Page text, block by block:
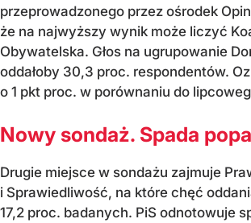
przeprowadzonego przez ośrodek
że na najwyższy wynik może liczyć
Obywatelska. Głos na ugrupowanie
oddałoby 30,3 proc. respondentów.
o 1 pkt proc. w porównaniu do
Nowy sondaż. Spada
Drugie miejsce w sondażu zajmuje
i Sprawiedliwość, na które chęć
17,2 proc. badanych. PiS odnotowuje